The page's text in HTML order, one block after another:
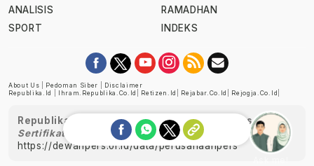
ANALISIS
SPORT
RAMADHAN
INDEKS
About Us Pedoman Siber
Disclaimer
Republika.id
Ihram.republika.co.id Retizen.id Rejabar.co.id Rejogja.co.id
Republika telah diverifikasi oleh Dewan Pers
Sertifikat Nomor 1058/DP-Verifikasi/K/XII/2022
https://dewanpers.or.id/data/perusahaanpers